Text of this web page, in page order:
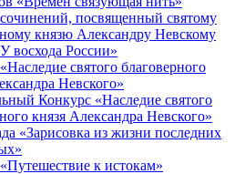
посвященный святому
князю Александру Невскому
восхода России»
святого благоверного
Невского»
Конкурс «Наследие святого
князя Александра Невского»
«Зарисовка из жизни последних
к истокам»